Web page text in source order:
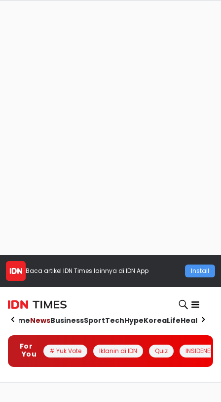
Baca artikel IDN Times lainnya di IDN App Install
HomeNewsBusinessSportTechHypeKoreaLifeHealth
For
You
# Yuk Vote Iklanin di IDN Quiz INSIDENESIA